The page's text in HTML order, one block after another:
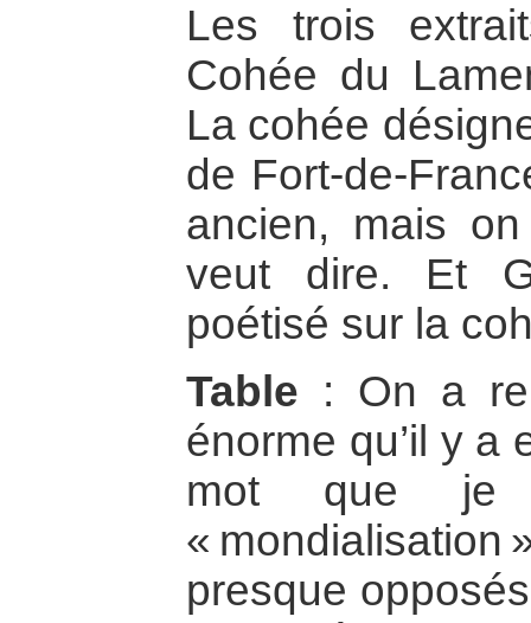
Les trois
Cohée du
La cohée
de Fort-de-
ancien, mais
veut dire. Et
poétisé sur la
Table : On a
énorme qu’il y a
mot que je
«
presque